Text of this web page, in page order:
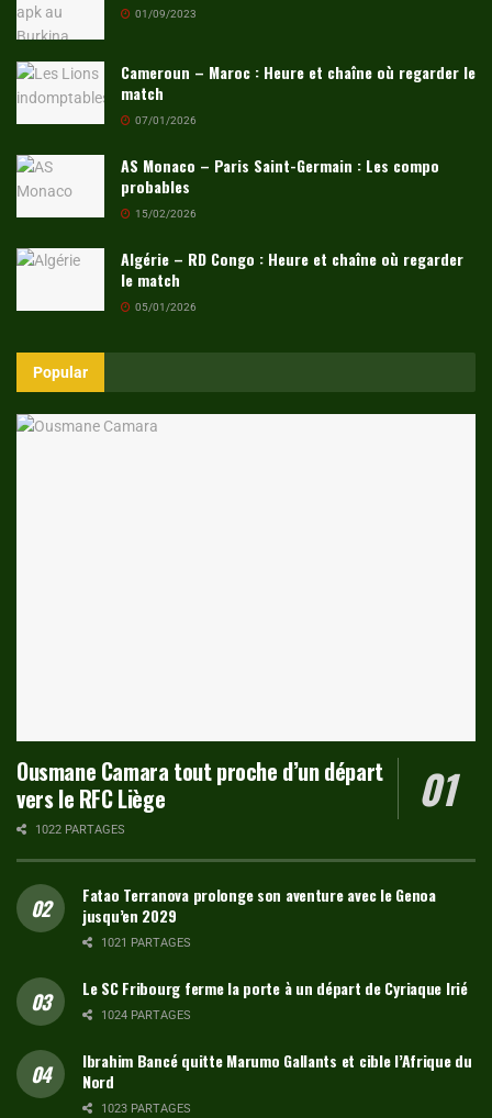
01/09/2023
Cameroun – Maroc : Heure et chaîne où regarder le
match
07/01/2026
AS Monaco – Paris Saint-Germain : Les compo
probables
15/02/2026
Algérie – RD Congo : Heure et chaîne où regarder
le match
05/01/2026
Popular
Ousmane Camara tout proche d’un départ
vers le RFC Liège
1022 PARTAGES
Fatao Terranova prolonge son aventure avec le Genoa
jusqu’en 2029
1021 PARTAGES
Le SC Fribourg ferme la porte à un départ de Cyriaque Irié
1024 PARTAGES
Ibrahim Bancé quitte Marumo Gallants et cible l’Afrique du
Nord
1023 PARTAGES